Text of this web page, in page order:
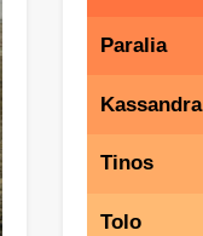
Paralia
Kassandra
Tinos
Tolo